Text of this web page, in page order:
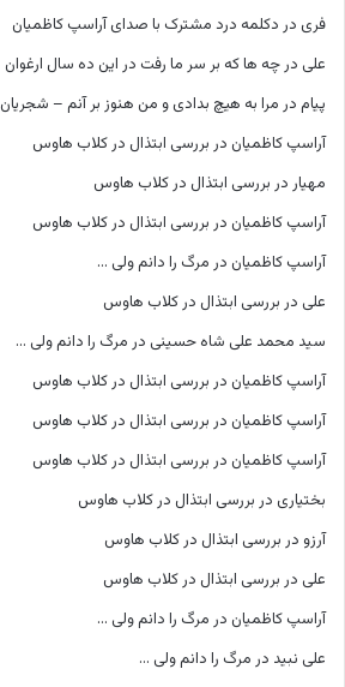
فری در دکلمه درد مشترک با صدای آراسپ کاظمیان
علی درچه ها که بر سر ما رفت در این ده سال ارغوان
پیام در مرا به هیچ بدادی و من هنوز بر آنم – شجریان
آراسپ کاظمیان در بررسی ابتذال در کلاب هاوس
مهیار در بررسی ابتذال در کلاب هاوس
آراسپ کاظمیان در بررسی ابتذال در کلاب هاوس
آراسپ کاظمیان در مرگ را دانم ولی …
علی در بررسی ابتذال در کلاب هاوس
سید محمد علی شاه حسینی در مرگ را دانم ولی …
آراسپ کاظمیان در بررسی ابتذال در کلاب هاوس
آراسپ کاظمیان در بررسی ابتذال در کلاب هاوس
آراسپ کاظمیان در بررسی ابتذال در کلاب هاوس
بختیاری در بررسی ابتذال در کلاب هاوس
آرزو در بررسی ابتذال در کلاب هاوس
علی در بررسی ابتذال در کلاب هاوس
آراسپ کاظمیان در مرگ را دانم ولی …
علی نبید در مرگ را دانم ولی …